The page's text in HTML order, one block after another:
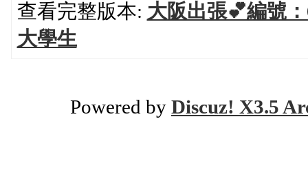
查看完整版本: 大阪出張💕編號
大學生
Powered by Discuz! X3.5